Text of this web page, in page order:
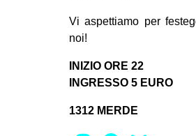
RECENSIONI
Vi aspettiamo per
noi!
INIZIO ORE 22
INGRESSO 5 EURO
1312 MERDE